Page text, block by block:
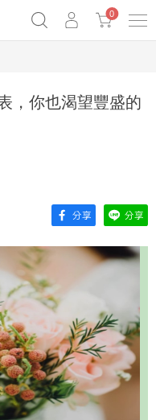
0
，你也渴望豐盛的